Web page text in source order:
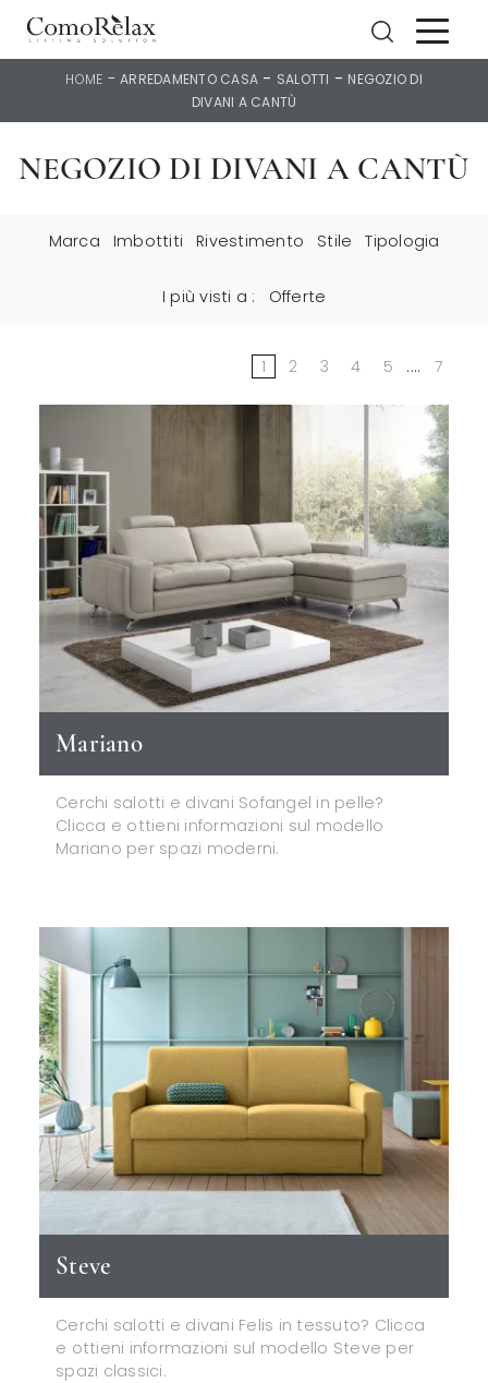
HOME - ARREDAMENTO CASA - SALOTTI - NEGOZIO DI
DIVANI A CANTÙ
NEGOZIO DI DIVANI A CANTÙ
Marca Imbottiti Rivestimento Stile Tipologia
I più visti a : Offerte
1 2 3 4 5 .... 7
Mariano
Cerchi salotti e divani Sofangel in pelle?
Clicca e ottieni informazioni sul modello
Mariano per spazi moderni.
Steve
Cerchi salotti e divani Felis in tessuto? Clicca
e ottieni informazioni sul modello Steve per
spazi classici.